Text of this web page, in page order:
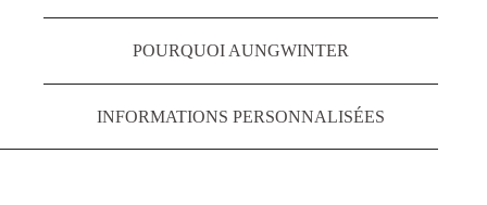
POURQUOI AUNGWINTER
INFORMATIONS PERSONNALISÉES